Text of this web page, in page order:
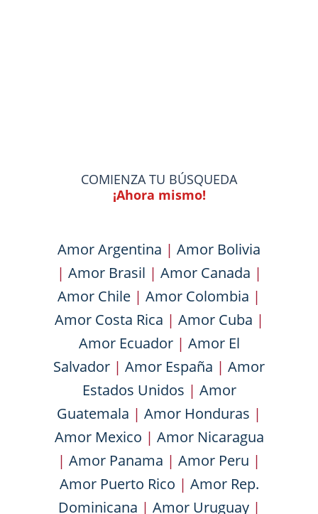
COMIENZA TU BÚSQUEDA
¡Ahora mismo!
Amor Argentina | Amor Bolivia
| Amor Brasil | Amor Canada |
Amor Chile | Amor Colombia |
Amor Costa Rica | Amor Cuba |
Amor Ecuador| Amor El
Salvador | Amor España | Amor
Estados Unidos | Amor
Guatemala | Amor Honduras |
Amor Mexico | Amor Nicaragua
| Amor Panama | Amor Peru |
Amor Puerto Rico | Amor Rep.
Dominicana | Amor Uruguay|